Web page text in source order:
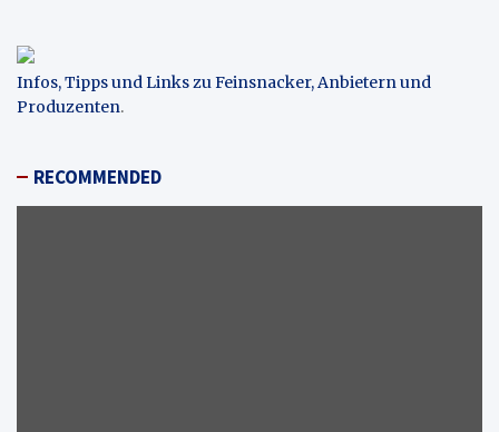
Infos, Tipps und Links zu Feinsnacker, Anbietern und
Produzenten.
RECOMMENDED